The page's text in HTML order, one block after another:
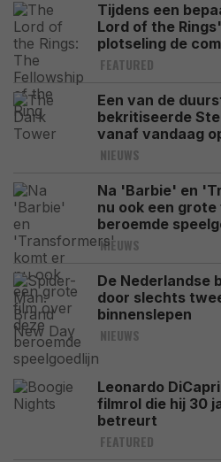
Tijdens een
Lord of the
plotseling de
FEATURED
Een van de
bekritiseerde
vanaf vandaag
NIEUWS
Na 'Barbie' en
nu ook een
beroemde
NIEUWS
De Nederlandse
door slechts
binnenslepen
NIEUWS
Leonardo
filmrol die hij 30
betreurt
FEATURED